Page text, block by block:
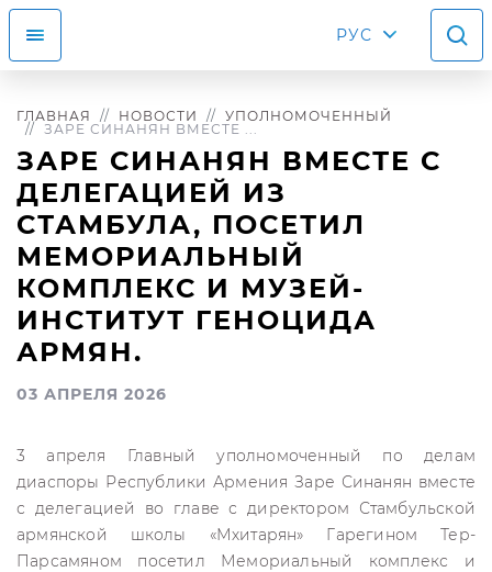
РУС
ГЛАВНАЯ НОВОСТИ
УПОЛНОМОЧЕННЫЙ
ЗАРЕ СИНАНЯН ВМЕСТЕ ...
ЗАРЕ СИНАНЯН ВМЕСТЕ С
ДЕЛЕГАЦИЕЙ ИЗ
СТАМБУЛА, ПОСЕТИЛ
МЕМОРИАЛЬНЫЙ
КОМПЛЕКС И МУЗЕЙ-
ИНСТИТУТ ГЕНОЦИДА
АРМЯН.
03 АПРЕЛЯ 2026
3 апреля Главный уполномоченный по делам
диаспоры Республики Армения Заре Синанян вместе
с делегацией во главе с директором Стамбульской
армянской школы «Мхитарян» Гарегином Тер-
Парсамяном посетил Мемориальный комплекс и